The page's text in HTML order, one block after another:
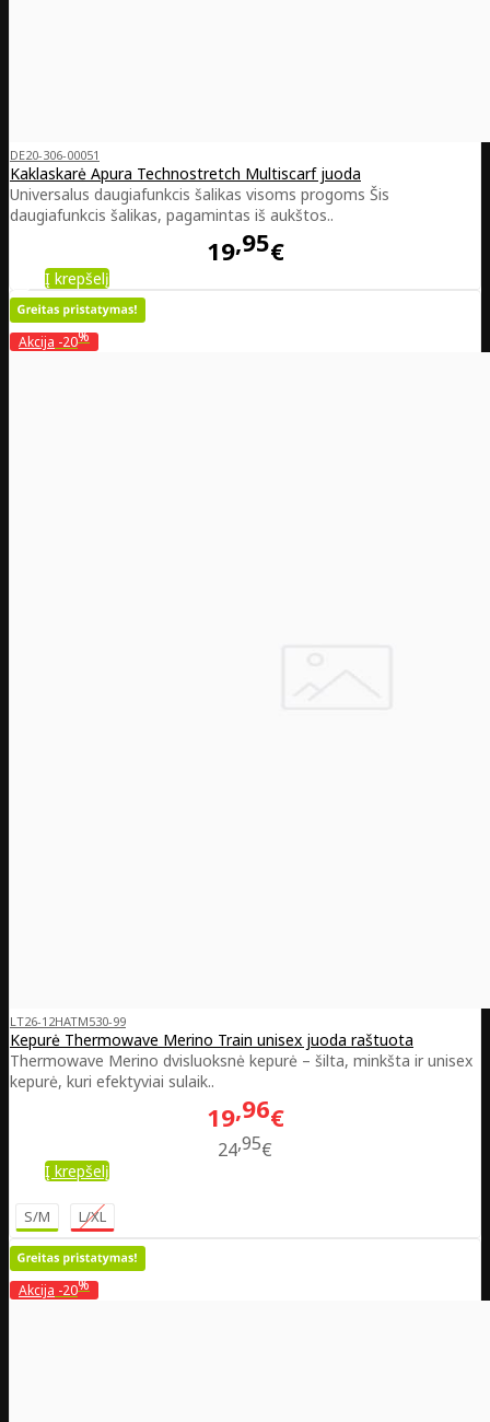
DE20-306-00051
Kaklaskarė Apura Technostretch Multiscarf juoda
Universalus daugiafunkcis šalikas visoms progoms Šis
daugiafunkcis šalikas, pagamintas iš aukštos..
19 95€
Į krepšelį
Akcija -20%
LT26-12HATM530-99
Kepurė Thermowave Merino Train unisex juoda raštuota
Thermowave Merino dvisluoksnė kepurė – šilta, minkšta ir unisex
kepurė, kuri efektyviai sulaik..
19 96€
2495€
Į krepšelį
S/M L/XL
Akcija -20%